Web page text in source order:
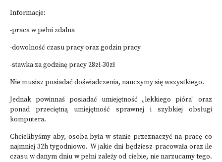
Informacje:
-praca w pełni zdalna
-dowolność czasu pracy oraz godzin pracy
-stawka za godzinę pracy 28zł-30zł
Nie musisz posiadać doświadczenia, nauczymy się wszystkiego.
Jednak powinnaś posiadać umiejętność „lekkiego pióra" oraz
ponad przeciętną umiejętność sprawnej i szybkiej obsługi
komputera.
Chcielibyśmy aby, osoba była w stanie przeznaczyć na pracę co
najmniej 32h tygodniowo. W jakie dni będziesz pracowała oraz ile
czasu w danym dniu w pełni zależy od ciebie, nie narzucamy tego.